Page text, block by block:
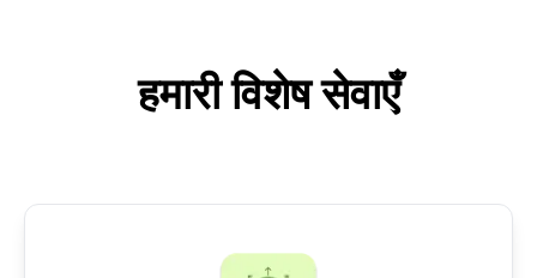
हमारी विशेष सेवाएँ